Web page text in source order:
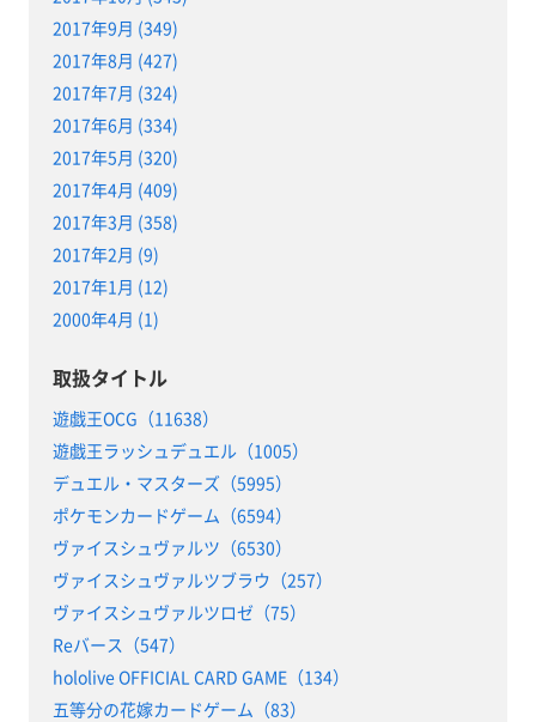
2017年9月 (349)
2017年8月 (427)
2017年7月 (324)
2017年6月 (334)
2017年5月 (320)
2017年4月 (409)
2017年3月 (358)
2017年2月 (9)
2017年1月 (12)
2000年4月 (1)
取扱タイトル
遊戯王OCG（11638）
遊戯王ラッシュデュエル（1005）
デュエル・マスターズ（5995）
ポケモンカードゲーム（6594）
ヴァイスシュヴァルツ（6530）
ヴァイスシュヴァルツブラウ（257）
ヴァイスシュヴァルツロゼ（75）
Reバース（547）
hololive OFFICIAL CARD GAME（134）
五等分の花嫁カードゲーム（83）